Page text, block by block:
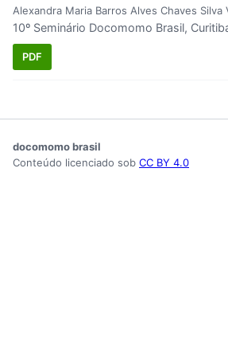
Alexandra Maria Barros Alves Chaves Silva
10º Seminário Docomomo Brasil,
PDF
docomomo brasil
Conteúdo licenciado sob CC BY 4.0